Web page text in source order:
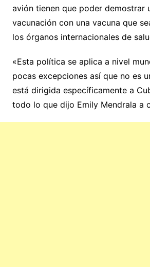
avión tienen que poder demostrar
vacunación con una vacuna que
los órganos internacionales de
«Esta política se aplica a nivel
pocas excepciones así que no es
está dirigida específicamente a
todo lo que dijo Emily Mendrala a